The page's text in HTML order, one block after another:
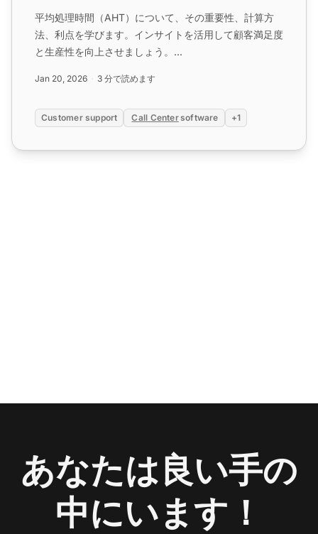
平均処理時間（AHT）について、その重要性、計算方
法、利点を学びます。インサイトを活用して顧客満足度
と生産性を向上させましょう。...
Jan 20, 2026 3 分で読めます
Customer support Call Centersoftware +1
あなたは良い手の
中にいます！